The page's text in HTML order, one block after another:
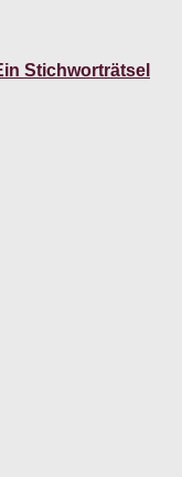
Stichworträtsel